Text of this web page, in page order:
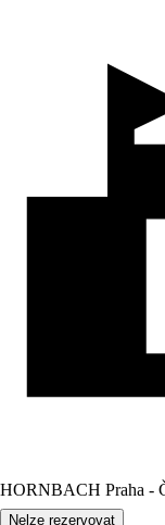
HORNBACH Praha -
Nelze rezervovat